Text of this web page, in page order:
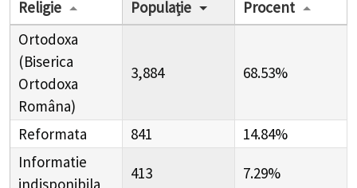
Religie Populație
Procent
Ortodoxa
(Biserica
Ortodoxa
Româna)
3,884 68.53%
Reformata 841
14.84%
Informatie
413 7.29%